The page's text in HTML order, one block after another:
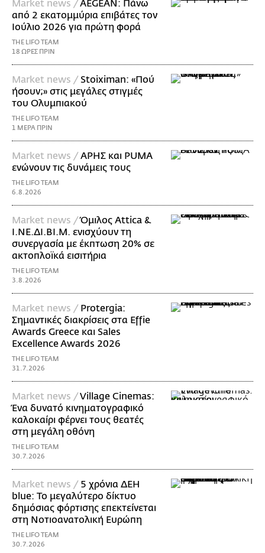
Market news /AEGEAN: Πάνω
από 2 εκατομμύρια επιβάτες τον
Ιούλιο 2026 για πρώτη φορά
THE LIFO TEAM
18 ΩΡΕΣ ΠΡΙΝ
Market news / Stoiximan: «Πού
ήσουν;» στις μεγάλες στιγμές
του Ολυμπιακού
THE LIFO TEAM
1 ΜΕΡΑ ΠΡΙΝ
Market news /ΑΡΗΣ και PUMA
ενώνουν τις δυνάμεις τους
THE LIFO TEAM
6.8.2026
Market news /Όμιλος Attica &
Ι.ΝΕ.ΔΙ.ΒΙ.Μ. ενισχύουν τη
συνεργασία με έκπτωση 20% σε
ακτοπλοϊκά εισιτήρια
THE LIFO TEAM
3.8.2026
Market news / Protergia:
Σημαντικές διακρίσεις στα Effie
Awards Greece και Sales
Excellence Awards 2026
THE LIFO TEAM
31.7.2026
Market news /Village Cinemas:
Ένα δυνατό κινηματογραφικό
καλοκαίρι φέρνει τους θεατές
στη μεγάλη οθόνη
THE LIFO TEAM
30.7.2026
Market news / 5 χρόνια ΔΕΗ
blue: Το μεγαλύτερο δίκτυο
δημόσιας φόρτισης επεκτείνεται
στη Νοτιοανατολική Ευρώπη
THE LIFO TEAM
30.7.2026